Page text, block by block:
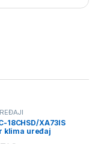
18CHSD/XA73IS
klima uređaj